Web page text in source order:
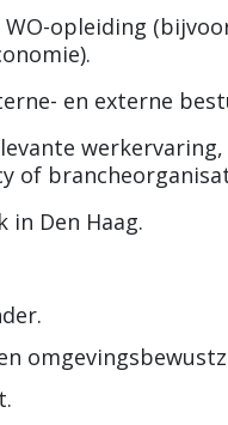
opleiding
en externe
of
in Den Haag.